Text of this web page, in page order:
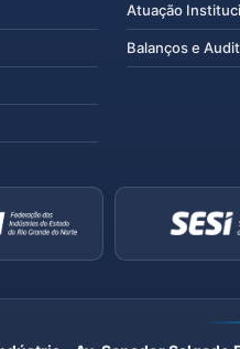
Atuação
Balanços e